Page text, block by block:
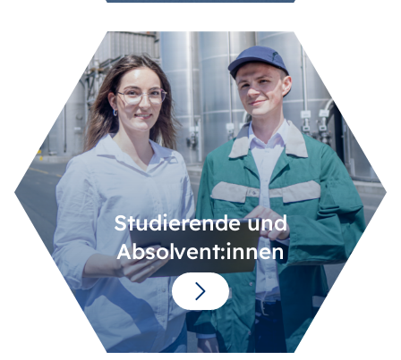
Studierende und
Absolvent:innen